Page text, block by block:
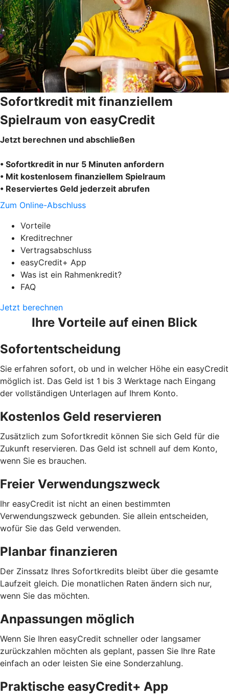
Sofortkredit mit finanziellem
Spielraum von easyCredit
Jetzt berechnen und abschließen
• Sofortkredit in nur 5 Minuten anfordern
• Mit kostenlosem finanziellem Spielraum
• Reserviertes Geld jederzeit abrufen
Zum Online-Abschluss
Vorteile
Kreditrechner
Vertragsabschluss
easyCredit+ App
Was ist ein Rahmenkredit?
FAQ
Jetzt berechnen
Ihre Vorteile auf einen Blick
Sofortentscheidung
Sie erfahren sofort, ob und in welcher Höhe ein easyCredit
möglich ist. Das Geld ist 1 bis 3 Werktage nach Eingang
der vollständigen Unterlagen auf Ihrem Konto.
Kostenlos Geld reservieren
Zusätzlich zum Sofortkredit können Sie sich Geld für die
Zukunft reservieren. Das Geld ist schnell auf dem Konto,
wenn Sie es brauchen.
Freier Verwendungszweck
Ihr easyCredit ist nicht an einen bestimmten
Verwendungszweck gebunden. Sie allein entscheiden,
wofür Sie das Geld verwenden.
Planbar finanzieren
Der Zinssatz Ihres Sofortkredits bleibt über die gesamte
Laufzeit gleich. Die monatlichen Raten ändern sich nur,
wenn Sie das möchten.
Anpassungen möglich
Wenn Sie Ihren easyCredit schneller oder langsamer
zurückzahlen möchten als geplant, passen Sie Ihre Rate
einfach an oder leisten Sie eine Sonderzahlung.
Praktische easyCredit+ App